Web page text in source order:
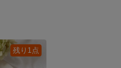
残り1点